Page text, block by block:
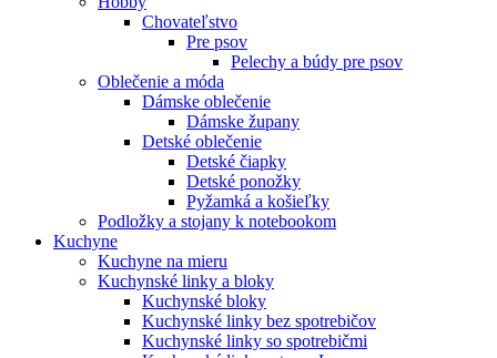
Chovateľstvo
Pre psov
Pelechy a búdy pre psov
Oblečenie a móda
Dámske oblečenie
Dámske župany
Detské oblečenie
Detské čiapky
Detské ponožky
Pyžamká a košieľky
Podložky a stojany k notebookom
Kuchyne
Kuchyne na mieru
Kuchynské linky a bloky
Kuchynské bloky
Kuchynské linky bez spotrebičov
Kuchynské linky so spotrebičmi